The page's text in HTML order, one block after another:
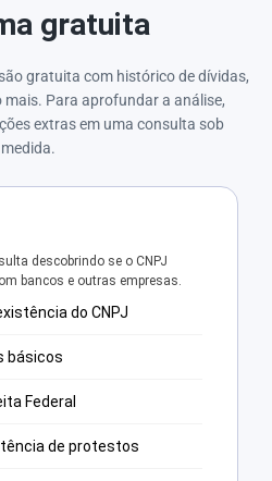
gratuita
gratuita com histórico de dívidas,
Para aprofundar a análise,
extras em uma consulta sob
medida.
descobrindo se o CNPJ
bancos e outras empresas.
do CNPJ
básicos
Federal
de protestos